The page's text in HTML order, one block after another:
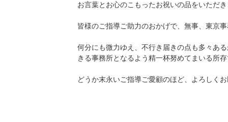
お言葉とお心のこもったお祝いの品をいただ
皆様のご指導ご助力のおかげで、無事、東京
何分にも微力ゆえ、不行き届きの点も多々あ
きる事務所となるよう精一杯努めてまいる所
どうか末永いご指導ご愛顧のほど、よろしく